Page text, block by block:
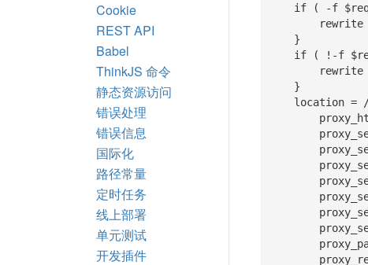
Cookie
REST API
Babel
ThinkJS 命令
静态资源访问
错误处理
错误信息
国际化
路径常量
定时任务
线上部署
单元测试
开发插件